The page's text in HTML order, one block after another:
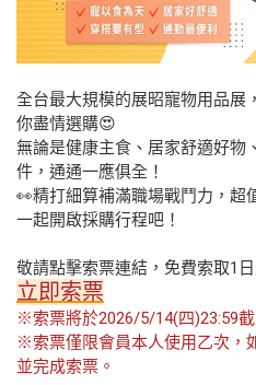
全台最大規模的展昭寵物用品展
你盡情選購😍
無論是健康主食、居家舒適好物
件，通通一應俱全！
👀精打細算補滿職場戰鬥力，超
一起開啟採購行程吧！
敬請點擊索票連結，免費索取1日
立即索票
※索票將於2026/5/14(四)23:59截
※索票僅限會員本人使用乙次，
並完成索票。